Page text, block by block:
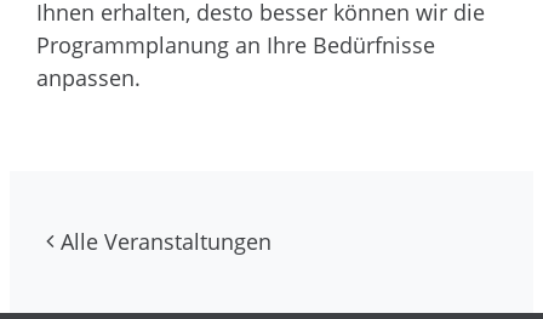
Ihnen erhalten, desto besser können wir die
Programmplanung an Ihre Bedürfnisse
anpassen.
Alle Veranstaltungen